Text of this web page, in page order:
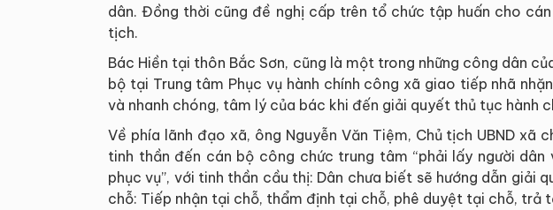
dân. Đồng thời cũng đề nghị cấp trên tổ chức tập huấn cho
tịch.
Bác Hiền tại thôn Bắc Sơn, cũng là một trong những công dân
bộ tại Trung tâm Phục vụ hành chính công xã giao tiếp nhã
và nhanh chóng, tâm lý của bác khi đến giải quyết thủ tục hành
Về phía lãnh đạo xã, ông Nguyễn Văn Tiệm, Chủ tịch UBND xã
tinh thần đến cán bộ công chức trung tâm “phải lấy người
phục vụ”, với tinh thần cầu thị: Dân chưa biết sẽ hướng dẫn giải
chỗ: Tiếp nhận tại chỗ, thẩm định tại chỗ, phê duyệt tại chỗ, trả